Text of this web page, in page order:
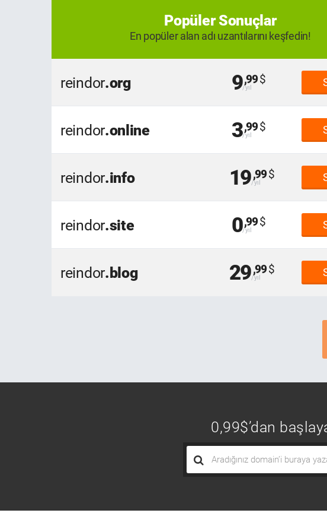
Popüler Sonuçlar
En popüler alan adı uzantılarını keşfedin!
reindor.org 9,99
reindor.online 3,99
reindor.info 19,99
reindor.site 0,99
reindor.blog 29,99
0,99$’dan